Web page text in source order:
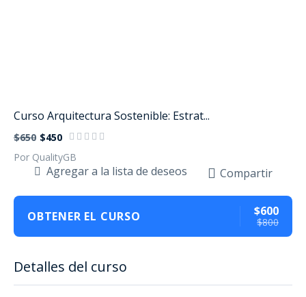
Curso Arquitectura Sostenible: Estrat...
$650 $450
Por QualityGB
Agregar a la lista de deseos Compartir
OBTENER EL CURSO $600
$800
Detalles del curso